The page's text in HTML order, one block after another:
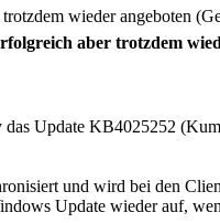
wieder angeboten
aber trotzdem
das Update KB4025252
und wird bei den
Update wieder auf,